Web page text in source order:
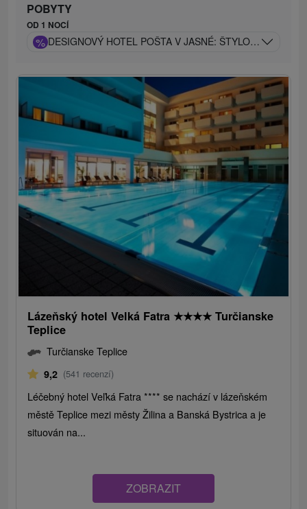
POBYTY
OD 1 NOCÍ
% DESIGNOVÝ HOTEL POŠTA V JASNÉ: ŠTYLOVÉ
Lázeňský hotel Velká Fatra ★★★★ Turčianske
Teplice
Turčianske Teplice
9,2 (541 recenzí)
Léčebný hotel Veľká Fatra **** se nachází v lázeňském
městě Teplice mezi městy Žilina a Banská Bystrica a je
situován na...
ZOBRAZIT